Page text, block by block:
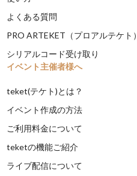
よくある質問
PRO ARTEKET（プロアルテケト）
シリアルコード受け取り
イベント主催者様へ
teket(テケト)とは？
イベント作成の方法
ご利用料金について
teketの機能ご紹介
ライブ配信について